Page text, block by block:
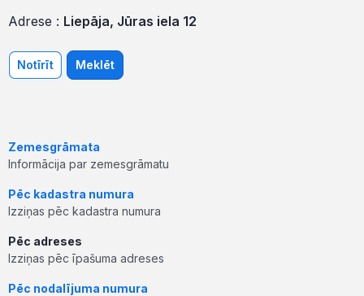
Adrese : Liepāja, Jūras iela 12
Notīrīt Meklēt
Zemesgrāmata
Informācija par zemesgrāmatu
Pēc kadastra numura
Izziņas pēc kadastra numura
Pēc adreses
Izziņas pēc īpašuma adreses
Pēc nodalījuma numura